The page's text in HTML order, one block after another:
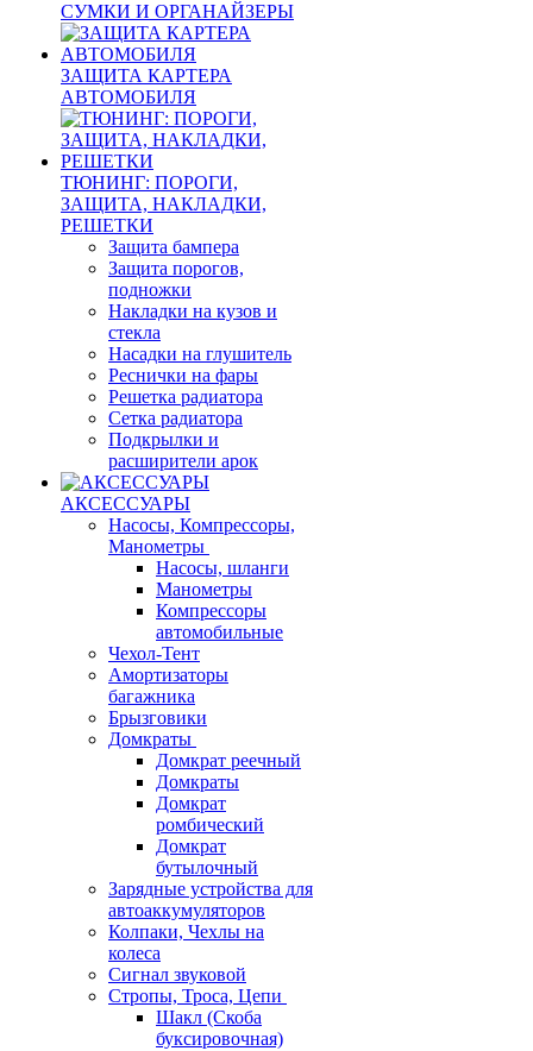
СУМКИ И ОРГАНАЙЗЕРЫ
ЗАЩИТА КАРТЕРА
АВТОМОБИЛЯ
ТЮНИНГ: ПОРОГИ,
ЗАЩИТА, НАКЛАДКИ,
РЕШЕТКИ
Защита бампера
Защита порогов,
подножки
Накладки на кузов и
стекла
Насадки на глушитель
Реснички на фары
Решетка радиатора
Сетка радиатора
Подкрылки и
расширители арок
АКСЕССУАРЫ
Насосы, Компрессоры,
Манометры
Насосы, шланги
Манометры
Компрессоры
автомобильные
Чехол-Тент
Амортизаторы
багажника
Брызговики
Домкраты
Домкрат реечный
Домкраты
Домкрат
ромбический
Домкрат
бутылочный
Зарядные устройства для
автоаккумуляторов
Колпаки, Чехлы на
колеса
Сигнал звуковой
Стропы, Троса, Цепи
Шакл (Скоба
буксировочная)